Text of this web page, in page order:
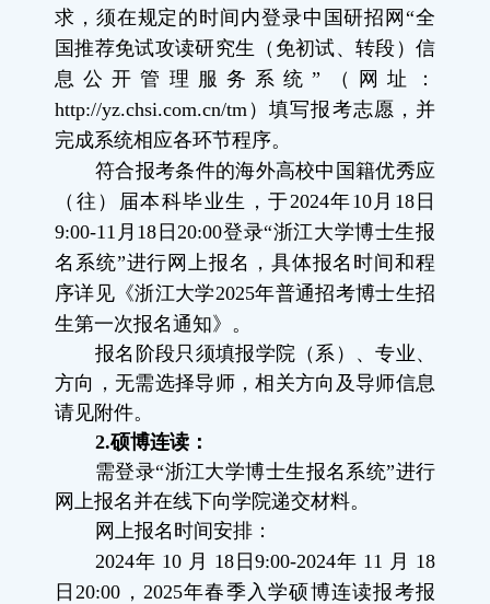
求，须在规定的时间内登录中国研招网“全
国推荐免试攻读研究生（免初试、转段）信
息公开管理服务系统”（网址：
http://yz.chsi.com.cn/tm ）填写报考志愿，并
完成系统相应各环节程序。
符合报考条件的海外高校中国籍优秀应
（往）届本科毕业生，于2024年10月 18日
9:00-11 月 18 日20:00登录“浙江大学博士生报
名系统”进行网上报名，具体报名时间和程
序详见《浙江大学2025年普通招考博士生招
生第一次报名通知》。
报名阶段只须填报学院（系）、专业、
方向，无需选择导师，相关方向及导师信息
请见附件。
2.硕博连读：
需登录“浙江大学博士生报名系统”进行
网上报名并在线下向学院递交材料。
网上报名时间安排：
2024年 10 月 18日9:00-2024年 11 月 18
日20:00 ， 2025年春季入学硕博连读报考报